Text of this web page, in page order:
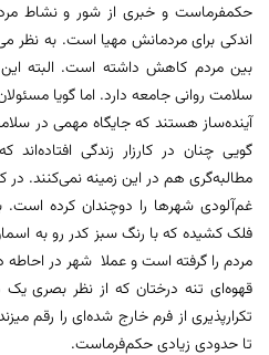
حکمفرماست و خبری از شور و نشاط
اندکی برای مردمانش مهیا است. به نظر
بین مردم کاهش داشته است. البته این
سلامت روانی جامعه دارد. اما گویا
آینده‌ساز هستند که جایگاه مهمی در
گویی چنان در کارزار زندگی
مطالبه‌گری هم در این زمینه نمی‌کنند.
غم‌آلودی شهرها را دوچندان کرده است.
فلک کشیده که با رنگ سبز کدر رو به
مردم را گرفته است و عملا شهر در
قهوه‌ای تنه درختان که از نظر بصری یک
تکرارپذیری از فرم خارج شده‌ای را رقم
تا حدودی زیادی حکم‌فرماست.